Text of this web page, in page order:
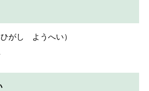
がし ようへい）